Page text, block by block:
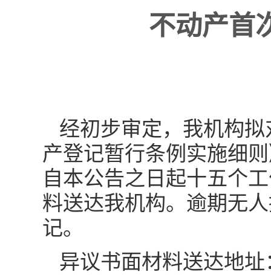
不动产首
经初步审定，我机构
产登记暂行条例实施细
自本公告之日起十五个
料送达我机构。逾期无
记。
异议书面材料送达地